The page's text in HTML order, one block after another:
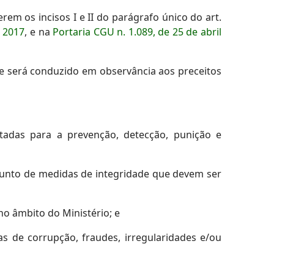
os incisos I e II do parágrafo único do art.
, e na Portaria CGU n. 1.089, de 25 de abril
conduzido em observância aos preceitos
para a prevenção, detecção, punição e
de medidas de integridade que devem ser
âmbito do Ministério; e
de corrupção, fraudes, irregularidades e/ou